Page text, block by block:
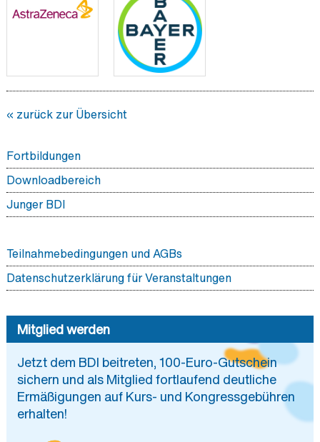
« zurück zur Übersicht
Fortbildungen
Downloadbereich
Junger BDI
Teilnahmebedingungen und AGBs
Datenschutzerklärung für Veranstaltungen
Mitglied werden
Jetzt dem BDI beitreten, 100-Euro-Gutschein
sichern und als Mitglied fortlaufend deutliche
Ermäßigungen auf Kurs- und Kongressgebühren
erhalten!